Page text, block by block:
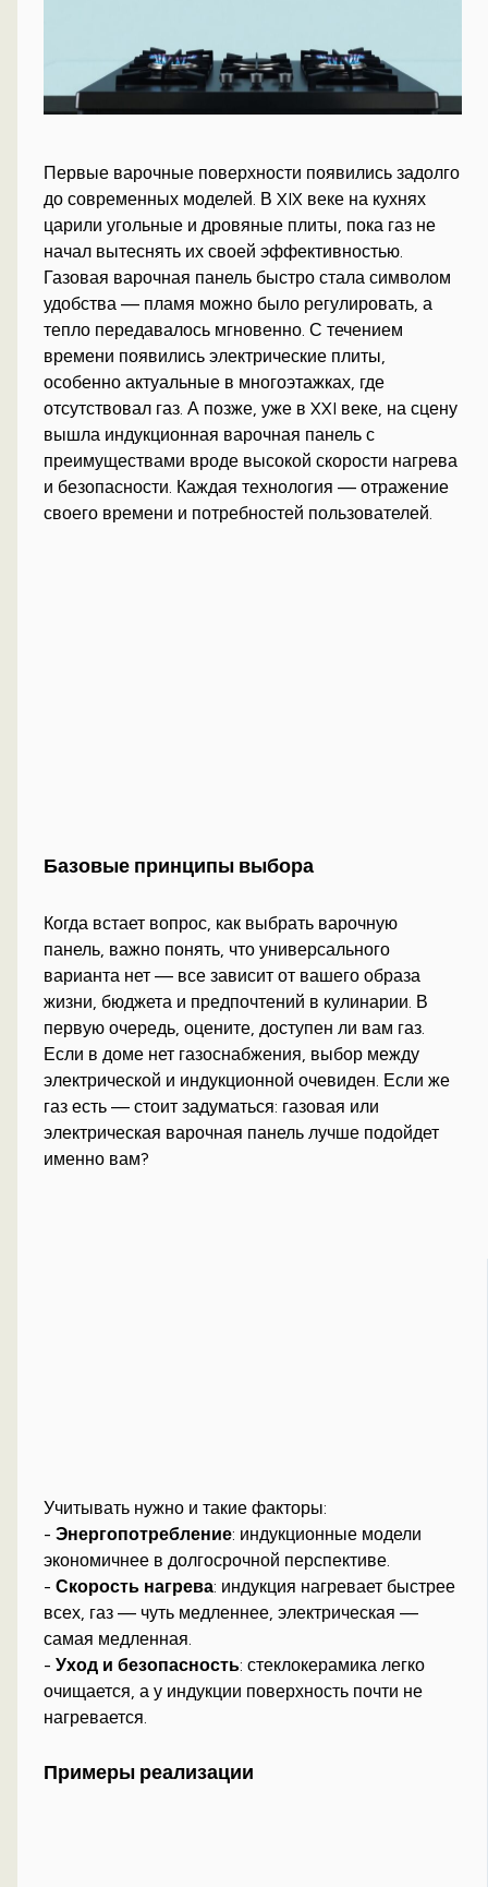
Первые варочные поверхности появились задолго
до современных моделей. В XIX веке на кухнях
царили угольные и дровяные плиты, пока газ не
начал вытеснять их своей эффективностью.
Газовая варочная панель быстро стала символом
удобства — пламя можно было регулировать, а
тепло передавалось мгновенно. С течением
времени появились электрические плиты,
особенно актуальные в многоэтажках, где
отсутствовал газ. А позже, уже в XXI веке, на сцену
вышла индукционная варочная панель с
преимуществами вроде высокой скорости нагрева
и безопасности. Каждая технология — отражение
своего времени и потребностей пользователей.
Базовые принципы выбора
Когда встает вопрос, как выбрать варочную
панель, важно понять, что универсального
варианта нет — все зависит от вашего образа
жизни, бюджета и предпочтений в кулинарии. В
первую очередь, оцените, доступен ли вам газ.
Если в доме нет газоснабжения, выбор между
электрической и индукционной очевиден. Если же
газ есть — стоит задуматься: газовая или
электрическая варочная панель лучше подойдет
именно вам?
Учитывать нужно и такие факторы:
-Энергопотребление: индукционные модели
экономичнее в долгосрочной перспективе.
-Скорость нагрева: индукция нагревает быстрее
всех, газ — чуть медленнее, электрическая —
самая медленная.
-Уход и безопасность: стеклокерамика легко
очищается, а у индукции поверхность почти не
нагревается.
Примеры реализации